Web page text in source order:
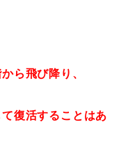
ら飛び降り、
復活することはあ